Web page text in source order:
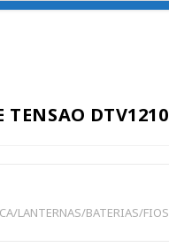
TENSAO DTV1210
LANTERNAS/BATERIAS/FIOS